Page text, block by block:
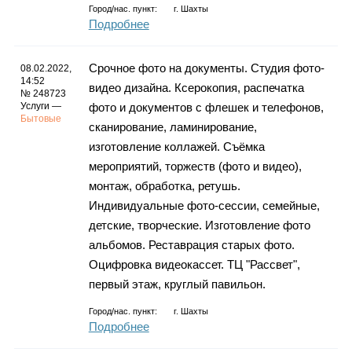
Фотогалерея
Город/нас. пункт: г. Шахты
Подробнее
08.02.2022,
14:52
№ 248723
Услуги —
Бытовые
Срочное фото на документы. Студия фото-
видео дизайна. Ксерокопия, распечатка
фото и документов с флешек и телефонов,
сканирование, ламинирование,
изготовление коллажей. Съёмка
мероприятий, торжеств (фото и видео),
монтаж, обработка, ретушь.
Индивидуальные фото-сессии, семейные,
детские, творческие. Изготовление фото
альбомов. Реставрация старых фото.
Оцифровка видеокассет. ТЦ "Рассвет",
первый этаж, круглый павильон.
Город/нас. пункт: г. Шахты
Подробнее